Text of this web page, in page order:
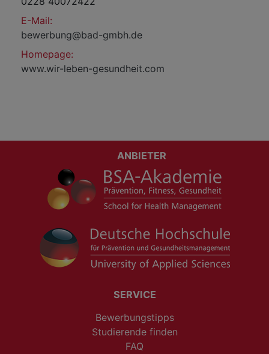
E-Mail:
bewerbung@bad-gmbh.de
Homepage:
www.wir-leben-gesundheit.com
ANBIETER
SERVICE
Bewerbungstipps
Studierende finden
FAQ